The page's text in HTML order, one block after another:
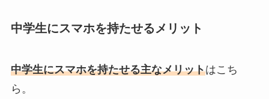
中学生にスマホを持たせるメリット
中学生にスマホを持たせる主なメリットはこち
ら。